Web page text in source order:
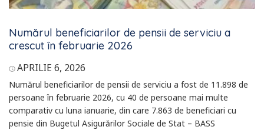
Numărul beneficiarilor de pensii de serviciu a
crescut în februarie 2026
APRILIE 6, 2026
Numărul beneficiarilor de pensii de serviciu a fost de 11.898 de
persoane în februarie 2026, cu 40 de persoane mai multe
comparativ cu luna ianuarie, din care 7.863 de beneficiari cu
pensie din Bugetul Asigurărilor Sociale de Stat – BASS